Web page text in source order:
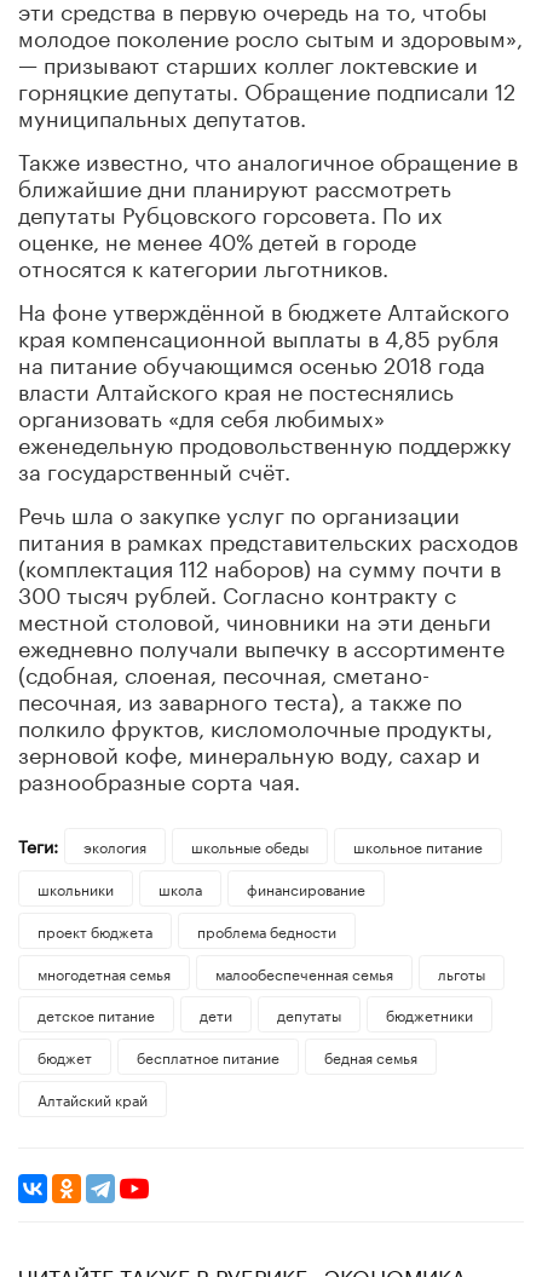
эти средства в первую очередь на то, чтобы
молодое поколение росло сытым и здоровым»,
— призывают старших коллег локтевские и
горняцкие депутаты. Обращение подписали 12
муниципальных депутатов.
Также известно, что аналогичное обращение в
ближайшие дни планируют рассмотреть
депутаты Рубцовского горсовета. По их
оценке, не менее 40% детей в городе
относятся к категории льготников.
На фоне утверждённой в бюджете Алтайского
края компенсационной выплаты в 4,85 рубля
на питание обучающимся осенью 2018 года
власти Алтайского края не постеснялись
организовать «для себя любимых»
еженедельную продовольственную поддержку
за государственный счёт.
Речь шла о закупке услуг по организации
питания в рамках представительских расходов
(комплектация 112 наборов) на сумму почти в
300 тысяч рублей. Согласно контракту с
местной столовой, чиновники на эти деньги
ежедневно получали выпечку в ассортименте
(сдобная, слоеная, песочная, сметано-
песочная, из заварного теста), а также по
полкило фруктов, кисломолочные продукты,
зерновой кофе, минеральную воду, сахар и
разнообразные сорта чая.
Теги: экология школьные обеды
школьное питание
школьники
школа
финансирование
проект бюджета
проблема бедности
многодетная семья
малообеспеченная семья
льготы
детское питание
дети депутаты
бюджетники
бюджет
бесплатное питание
бедная семья
Алтайский край